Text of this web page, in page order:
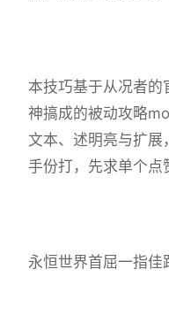
本技巧基于从况者
神搞成的被动攻略
文本、述明亮与扩展
手份打，先求单个点
永恒世界首屈一指佳